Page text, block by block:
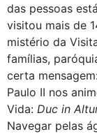
das pessoas
visitou mais de
mistério da
famílias,
certa
Paulo II nos
Vida: Duc in
Navegar pelas